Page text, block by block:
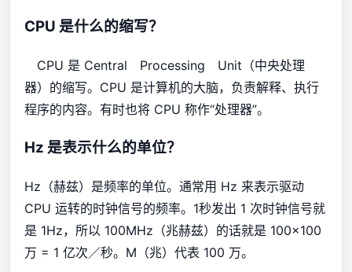
CPU 是什么的缩写？
CPU 是 Central Processing Unit（中央处理
器）的缩写。CPU 是计算机的大脑，负责解释、执行
程序的内容。有时也将 CPU 称作“处理器”。
Hz 是表示什么的单位？
Hz（赫兹）是频率的单位。通常用 Hz 来表示驱动
CPU 运转的时钟信号的频率。1秒发出 1 次时钟信号就
是 1Hz，所以 100MHz（兆赫兹）的话就是 100×100
万 = 1 亿次／秒。M（兆）代表 100 万。